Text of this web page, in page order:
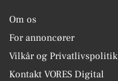
Om os
For annoncører
Vilkår og Privatlivspolitik
Kontakt VORES Digital